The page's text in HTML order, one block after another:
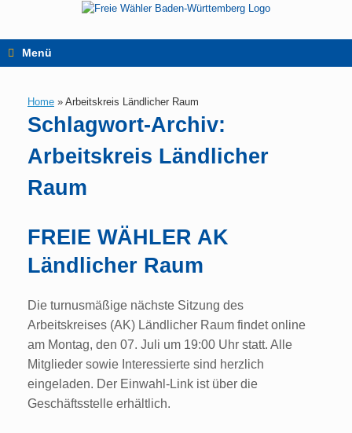
springen
Menü
Home » Arbeitskreis Ländlicher Raum
Schlagwort-Archiv:
Arbeitskreis Ländlicher
Raum
FREIE WÄHLER AK
Ländlicher Raum
Die turnusmäßige nächste Sitzung des
Arbeitskreises (AK) Ländlicher Raum findet online
am Montag, den 07. Juli um 19:00 Uhr statt. Alle
Mitglieder sowie Interessierte sind herzlich
eingeladen. Der Einwahl-Link ist über die
Geschäftsstelle erhältlich.